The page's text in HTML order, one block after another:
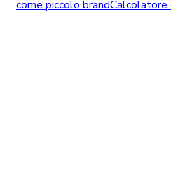
come piccolo brandCalcolatore